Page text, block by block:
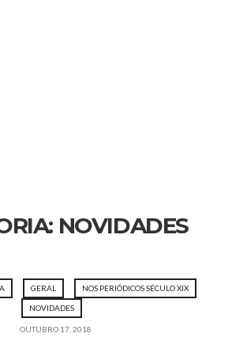
NOVIDADES
GERAL NOS PERIÓDICOS SÉCULO XIX
NOVIDADES
OUTUBRO 17, 2018